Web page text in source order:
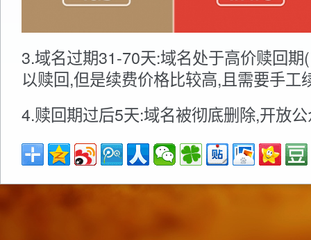
3.域名过期31-70天:域名处于高价赎回
以赎回,但是续费价格比较高,且需要手工
4.赎回期过后5天:域名被彻底删除,开放